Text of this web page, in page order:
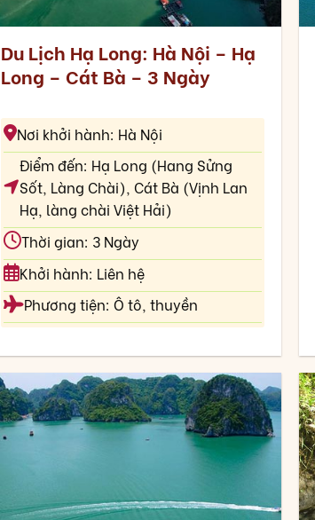
Du Lịch Hạ Long: Hà Nội – Hạ
Long – Cát Bà – 3 Ngày
Nơi khởi hành: Hà Nội
Điểm đến: Hạ Long (Hang Sửng
Sốt, Làng Chài), Cát Bà (Vịnh Lan
Hạ, làng chài Việt Hải)
Thời gian: 3 Ngày
Khởi hành: Liên hệ
Phương tiện: Ô tô, thuyền